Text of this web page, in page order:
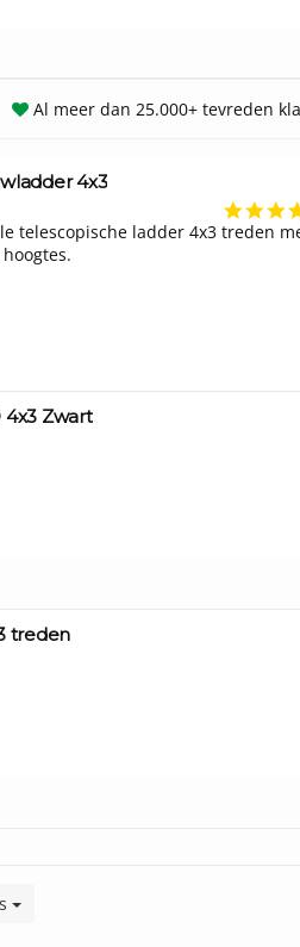
Al meer dan 25.000+ tevreden
4x3
telescopische ladder 4x3 treden
4x3 Zwart
treden